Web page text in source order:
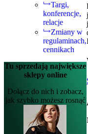
Targi,
konferencje,
relacje
Zmiany w
regulaminach,
cennikach
Tu sprzedają największe
sklepy online
Dołącz do nich i zobacz,
jak szybko możesz rosnąć